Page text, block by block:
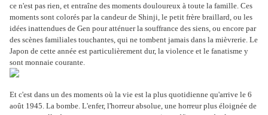
ce n'est pas rien, et entraîne des moments douloureux à toute la famille. Ces
moments sont colorés par la candeur de Shinji, le petit frère braillard, ou les
idées inattendues de Gen pour atténuer la souffrance des siens, ou encore par
des scènes familiales touchantes, qui ne tombent jamais dans la mièvrerie. Le
Japon de cette année est particulièrement dur, la violence et le fanatisme y
sont monnaie courante.
Et c'est dans un des moments où la vie est la plus quotidienne qu'arrive le 6
août 1945. La bombe. L'enfer, l'horreur absolue, une horreur plus éloignée de